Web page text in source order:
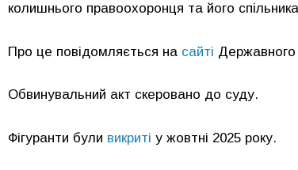
колишнього правоохоронця та його
Про це повідомляється на сайті Державного
Обвинувальний акт скеровано до суду.
Фігуранти були викриті у жовтні 2025 року.